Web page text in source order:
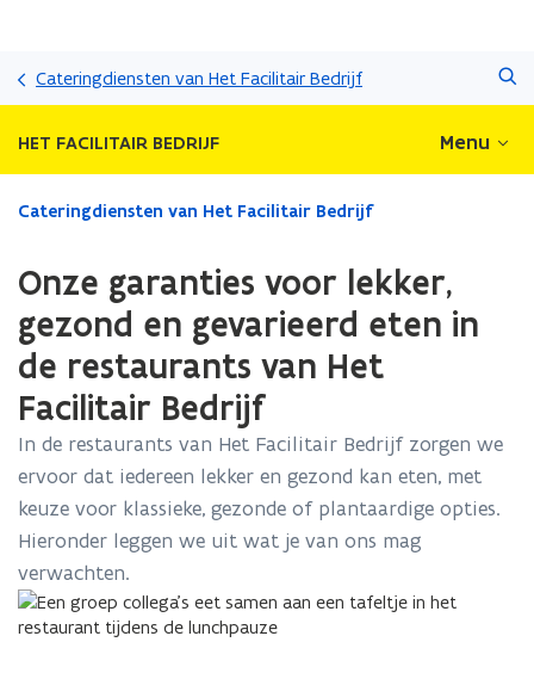
en
naar
gaan
Cateringdiensten van Het Facilitair Bedrijf
HET FACILITAIR BEDRIJF Menu
Gedaan
zich
op:
Onze
garanties
voor
gezond
gevarieerd
de
restaurants
Cateringdiensten van Het Facilitair Bedrijf
Onze garanties voor lekker,
gezond en gevarieerd eten in
de restaurants van Het
Facilitair Bedrijf
In de restaurants van Het Facilitair Bedrijf zorgen we
ervoor dat iedereen lekker en gezond kan eten, met
keuze voor klassieke, gezonde of plantaardige opties.
Hieronder leggen we uit wat je van ons mag
verwachten.